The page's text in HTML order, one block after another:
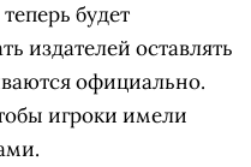
будет
издателей оставлять
официально.
игроки имели